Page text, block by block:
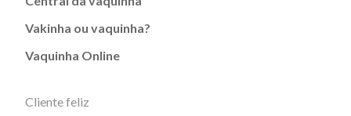
Vakinha ou vaquinha?
Vaquinha Online
Cliente feliz